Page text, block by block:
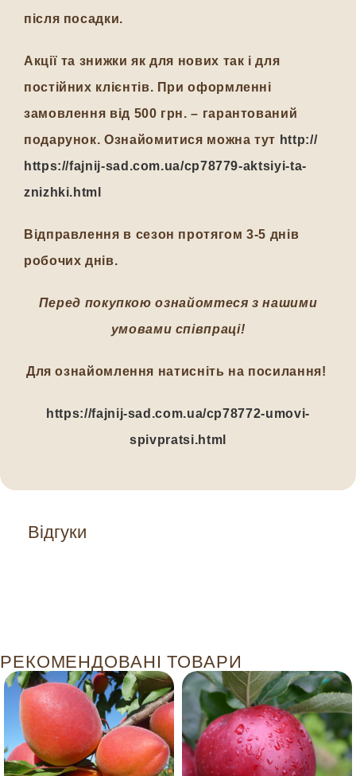
Відгуки
після посадки.
Акції та знижки як для нових так і для
постійних клієнтів. При оформленні
замовлення від 500 грн. – гарантований
подарунок. Ознайомитися можна тут http://
https://fajnij-sad.com.ua/cp78779-aktsiyi-ta-
znizhki.html
Відправлення в сезон протягом 3-5 днів
робочих днів.
Перед покупкою ознайомтеся з нашими
умовами співпраці!
Для ознайомлення натисніть на посилання!
https://fajnij-sad.com.ua/cp78772-umovi-
spivpratsi.html
РЕКОМЕНДОВАНІ ТОВАРИ